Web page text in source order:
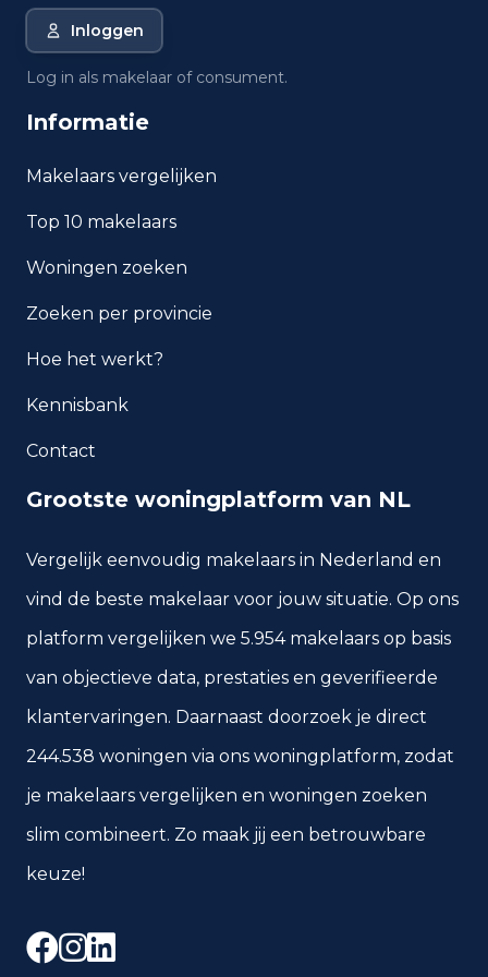
Wat is de gemiddelde WOZ-
Wat is het gemiddelde
op Zoom?
Hoe veilig is wonen in Bergen
Welke woningtypen komen
het meest voor in Bergen op
Zoom?
Inloggen
Log in als makelaar of consument.
Informatie
Makelaars vergelijken
Top 10 makelaars
Woningen zoeken
Zoeken per provincie
Hoe het werkt?
Kennisbank
Contact
Grootste woningplatform van NL
Vergelijk eenvoudig makelaars in Nederland en
vind de beste makelaar voor jouw situatie. Op ons
platform vergelijken we 5.954 makelaars op basis
van objectieve data, prestaties en geverifieerde
klantervaringen. Daarnaast doorzoek je direct
244.538 woningen via ons woningplatform, zodat
je makelaars vergelijken en woningen zoeken
slim combineert. Zo maak jij een betrouwbare
keuze!
Facebook
Instagram
LinkedIn